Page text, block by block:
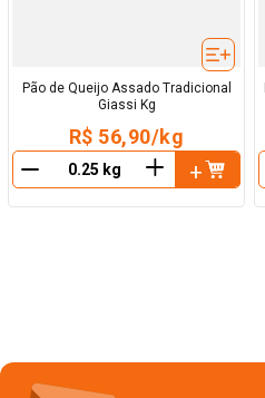
Pão de Queijo Assado Tradicional
Giassi Kg
R$ 56,90/kg
＋